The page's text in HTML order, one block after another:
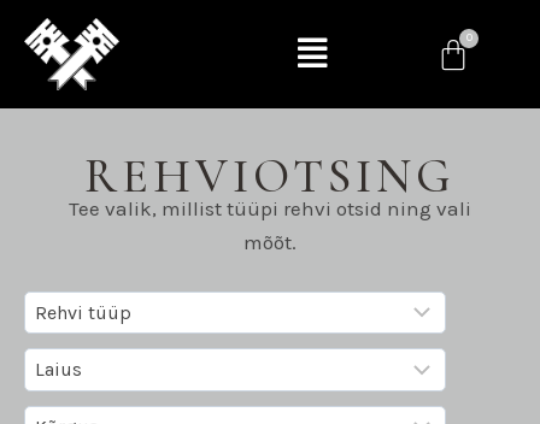
REHVIOTSING
Tee valik, millist tüüpi rehvi otsid ning vali
mõõt.